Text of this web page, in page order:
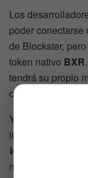
Los
poder conectarse
de Blockster,
token nativo BXR
tendrá su propio
comprar y
Y como si esto no
incorporadas
Web
de
nuevas no